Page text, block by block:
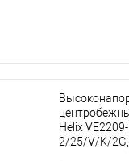
Helix VE2209-
2/25/V/K/